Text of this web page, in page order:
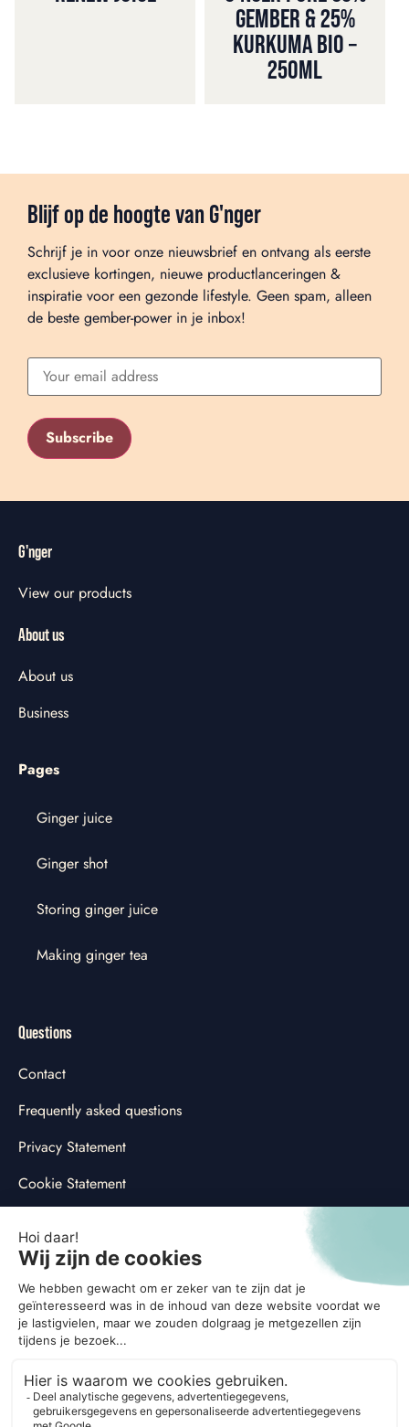
GEMBER & 25%
KURKUMA BIO –
250ML
Blijf op de hoogte van G'nger
Schrijf je in voor onze nieuwsbrief en ontvang als eerste
exclusieve kortingen, nieuwe productlanceringen &
inspiratie voor een gezonde lifestyle. Geen spam, alleen
de beste gember-power in je inbox!
G'nger
View our products
About us
About us
Business
Pages
Ginger juice
Ginger shot
Storing ginger juice
Making ginger tea
Questions
Contact
Frequently asked questions
Privacy Statement
Cookie Statement
Social
© 2026 G'nger